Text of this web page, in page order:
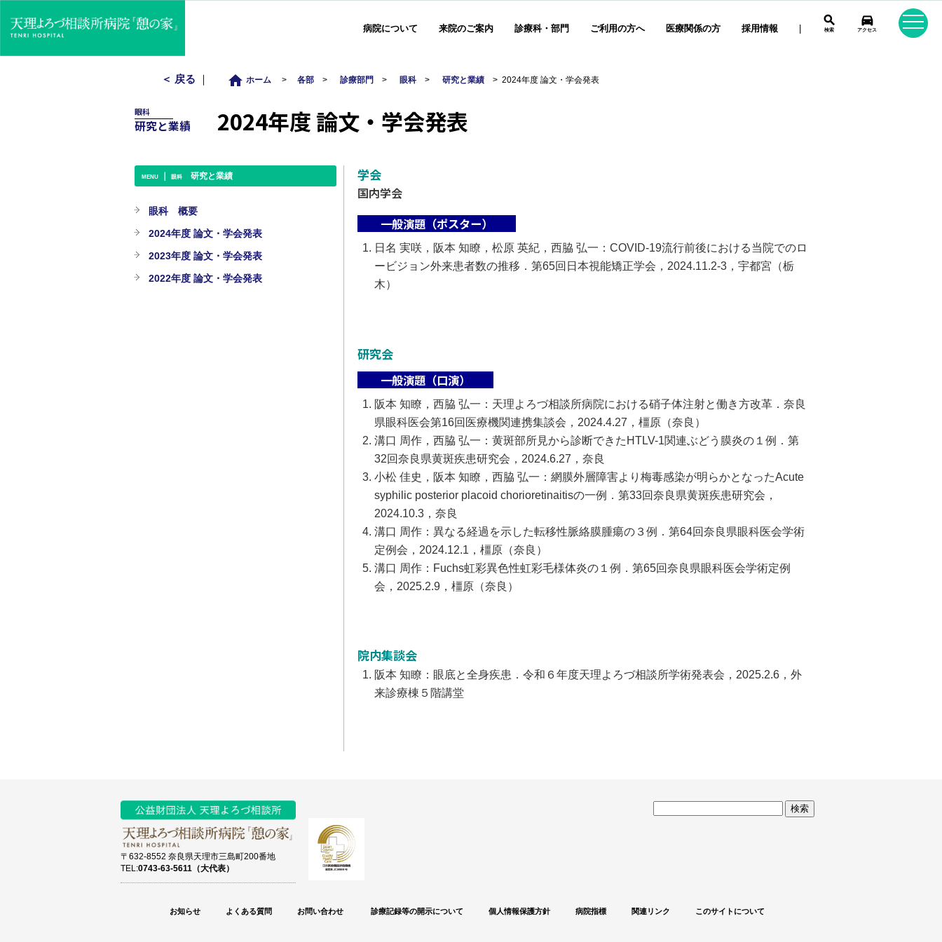
病院について 来院のご案内 診療科・部門 ご利用の方へ 医療関係の方 採用情報
search
検索
directions_car
アクセス
＜ 戻る ｜ home ホーム >各部 >診療部門 > 眼科 >研究と業績 >2024年度 論文・学会発表
眼科
研究と業績 2024年度 論文・学会発表
学会
国内学会
一般演題（ポスター）
日名 実咲，阪本 知瞭，松原 英紀，西脇 弘一：COVID-19流行前後における当院でのロ
ービジョン外来患者数の推移．第65回日本視能矯正学会，2024.11.2-3，宇都宮（栃
木）
研究会
一般演題（口演）
阪本 知瞭，西脇 弘一：天理よろづ相談所病院における硝子体注射と働き方改革．奈良
県眼科医会第16回医療機関連携集談会，2024.4.27，橿原（奈良）
溝口 周作，西脇 弘一：黄斑部所見から診断できたHTLV-1関連ぶどう膜炎の１例．第
32回奈良県黄斑疾患研究会，2024.6.27，奈良
小松 佳史，阪本 知瞭，西脇 弘一：網膜外層障害より梅毒感染が明らかとなったAcute
syphilic posterior placoid chorioretinaitisの一例．第33回奈良県黄斑疾患研究会，
2024.10.3，奈良
溝口 周作：異なる経過を示した転移性脈絡膜腫瘍の３例．第64回奈良県眼科医会学術
定例会，2024.12.1，橿原（奈良）
溝口 周作：Fuchs虹彩異色性虹彩毛様体炎の１例．第65回奈良県眼科医会学術定例
会，2025.2.9，橿原（奈良）
院内集談会
阪本 知瞭：眼底と全身疾患．令和６年度天理よろづ相談所学術発表会，2025.2.6，外
来診療棟５階講堂
MENU ｜ 眼科 研究と業績
眼科 概要
2024年度 論文・学会発表
2023年度 論文・学会発表
2022年度 論文・学会発表
〒632-8552 奈良県天理市三島町200番地
TEL:0743-63-5611（大代表）
お知らせ よくある質問 お問い合わせ 診療記録等の開示について 個人情報保護方針 病院指標 関連リンク このサイトについて